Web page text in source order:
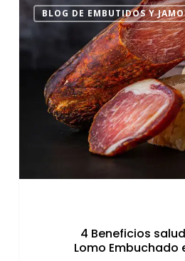
BLOG DE EMBUTIDOS Y
del
en
tu
4 Beneficios
Lomo Embuchado